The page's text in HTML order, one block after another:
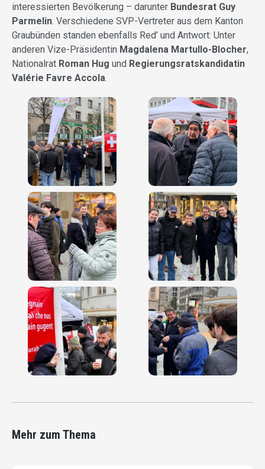
interessierten Bevölkerung – darunter Bundesrat Guy
Parmelin. Verschiedene SVP-Vertreter aus dem Kanton
Graubünden standen ebenfalls Red’ und Antwort: Unter
anderen Vize-Präsidentin Magdalena Martullo-Blocher,
Nationalrat Roman Hug und Regierungsratskandidatin
Valérie Favre Accola.
Mehr zum Thema